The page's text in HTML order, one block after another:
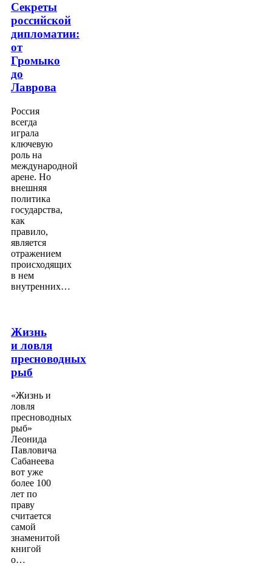
Секреты
российской
дипломатии:
от
Громыко
до
Лаврова
Россия
всегда
играла
ключевую
роль на
международной
арене. Но
внешняя
политика
государства,
как
правило,
является
отражением
происходящих
в нем
внутренних…
Жизнь
и ловля
пресноводных
рыб
«Жизнь и
ловля
пресноводных
рыб»
Леонида
Павловича
Сабанеева
вот уже
более 100
лет по
праву
считается
самой
знаменитой
книгой
о…